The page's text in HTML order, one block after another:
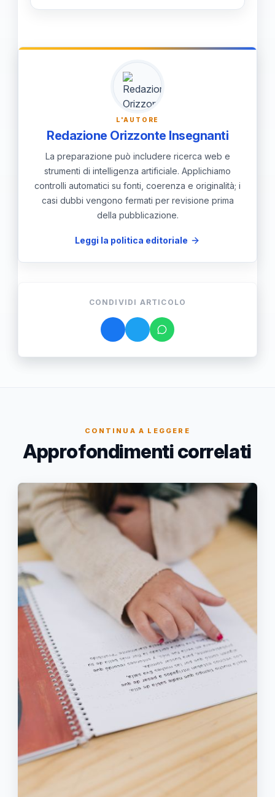
Per tutelare la privacy, l’autonomia e
le funzioni specifiche di ciascun ruolo
nel percorso di inclusione scolastica.
L'AUTORE
Redazione Orizzonte Insegnanti
La preparazione può includere ricerca web e
strumenti di intelligenza artificiale. Applichiamo
controlli automatici su fonti, coerenza e originalità; i
casi dubbi vengono fermati per revisione prima
della pubblicazione.
Leggi la politica editoriale
CONDIVIDI ARTICOLO
CONTINUA A LEGGERE
Approfondimenti correlati